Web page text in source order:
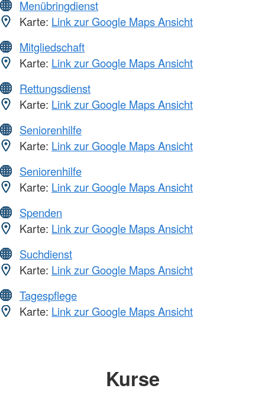
Menübringdienst
Karte: Link zur Google Maps Ansicht
Mitgliedschaft
Karte: Link zur Google Maps Ansicht
Rettungsdienst
Karte: Link zur Google Maps Ansicht
Seniorenhilfe
Karte: Link zur Google Maps Ansicht
Seniorenhilfe
Karte: Link zur Google Maps Ansicht
Spenden
Karte: Link zur Google Maps Ansicht
Suchdienst
Karte: Link zur Google Maps Ansicht
Tagespflege
Karte: Link zur Google Maps Ansicht
Kurse